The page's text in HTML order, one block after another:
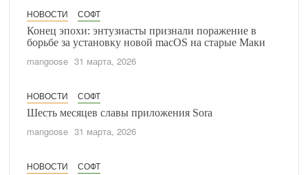
НОВОСТИ
СОФТ
Конец эпохи: энтузиасты признали поражение в
борьбе за установку новой macOS на старые Маки
mangoose 31 марта, 2026
НОВОСТИ
СОФТ
Шесть месяцев славы приложения Sora
mangoose 31 марта, 2026
НОВОСТИ
СОФТ